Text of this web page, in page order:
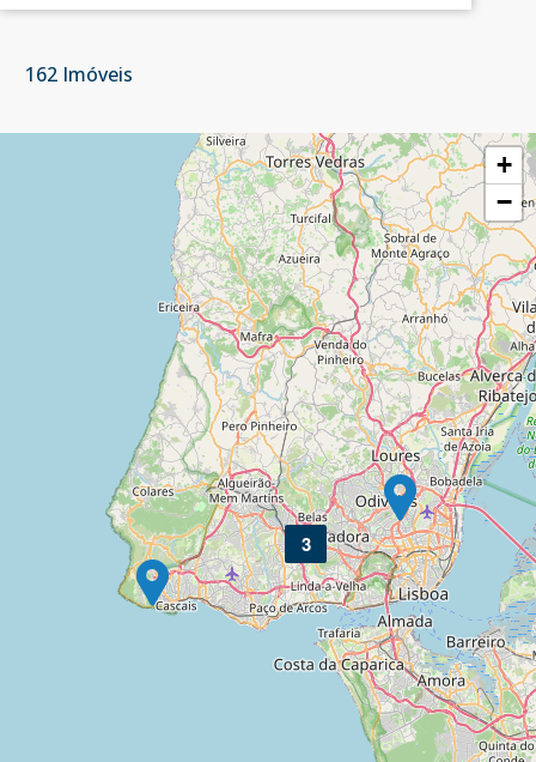
162 Imóveis
3
+
−